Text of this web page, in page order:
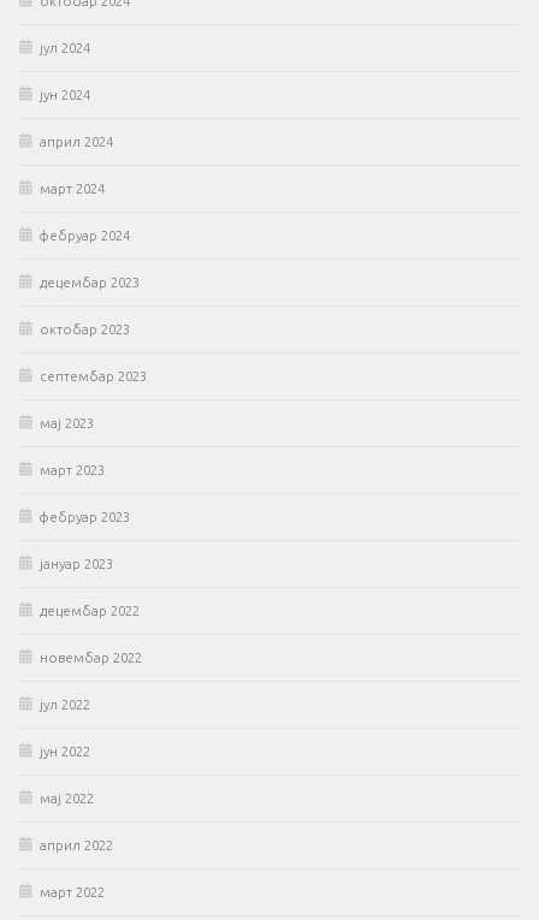
јул 2024
јун 2024
април 2024
март 2024
фебруар 2024
децембар 2023
октобар 2023
септембар 2023
мај 2023
март 2023
фебруар 2023
јануар 2023
децембар 2022
новембар 2022
јул 2022
јун 2022
мај 2022
април 2022
март 2022